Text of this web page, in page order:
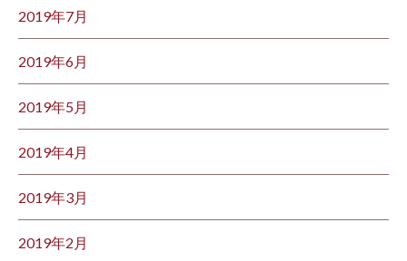
2019年7月
2019年6月
2019年5月
2019年4月
2019年3月
2019年2月